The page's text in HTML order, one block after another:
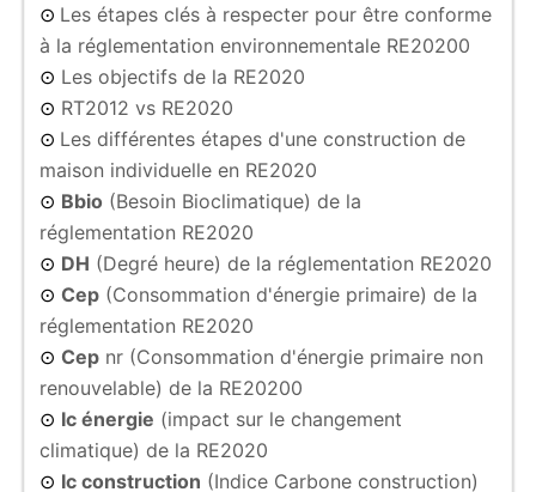
⊙ Les étapes clés à respecter pour être conforme
à la réglementation environnementale RE20200
⊙ Les objectifs de la RE2020
⊙ RT2012 vs RE2020
⊙ Les différentes étapes d'une construction de
maison individuelle en RE2020
⊙ Bbio (Besoin Bioclimatique) de la
réglementation RE2020
⊙ DH (Degré heure) de la réglementation RE2020
⊙ Cep (Consommation d'énergie primaire) de la
réglementation RE2020
⊙ Cep nr (Consommation d'énergie primaire non
renouvelable) de la RE20200
⊙ Ic énergie (impact sur le changement
climatique) de la RE2020
⊙ Ic construction (Indice Carbone construction)